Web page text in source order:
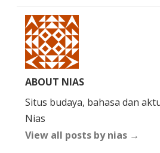
ABOUT NIAS
Situs budaya, bahasa dan
Nias
View all posts by nias →